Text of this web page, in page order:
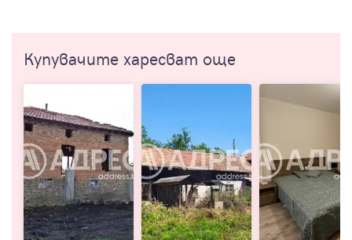
Купувачите харесват още